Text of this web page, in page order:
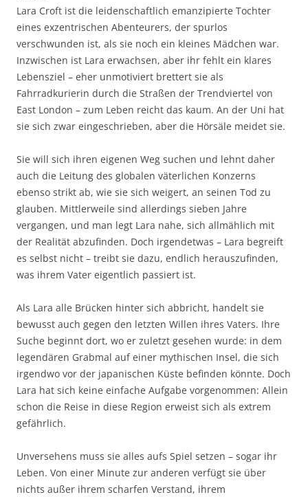
Lara Croft ist die leidenschaftlich emanzipierte Tochter
eines exzentrischen Abenteurers, der spurlos
verschwunden ist, als sie noch ein kleines Mädchen war.
Inzwischen ist Lara erwachsen, aber ihr fehlt ein klares
Lebensziel – eher unmotiviert brettert sie als
Fahrradkurierin durch die Straßen der Trendviertel von
East London – zum Leben reicht das kaum. An der Uni hat
sie sich zwar eingeschrieben, aber die Hörsäle meidet sie.
Sie will sich ihren eigenen Weg suchen und lehnt daher
auch die Leitung des globalen väterlichen Konzerns
ebenso strikt ab, wie sie sich weigert, an seinen Tod zu
glauben. Mittlerweile sind allerdings sieben Jahre
vergangen, und man legt Lara nahe, sich allmählich mit
der Realität abzufinden. Doch irgendetwas – Lara begreift
es selbst nicht – treibt sie dazu, endlich herauszufinden,
was ihrem Vater eigentlich passiert ist.
Als Lara alle Brücken hinter sich abbricht, handelt sie
bewusst auch gegen den letzten Willen ihres Vaters. Ihre
Suche beginnt dort, wo er zuletzt gesehen wurde: in dem
legendären Grabmal auf einer mythischen Insel, die sich
irgendwo vor der japanischen Küste befinden könnte. Doch
Lara hat sich keine einfache Aufgabe vorgenommen: Allein
schon die Reise in diese Region erweist sich als extrem
gefährlich.
Unversehens muss sie alles aufs Spiel setzen – sogar ihr
Leben. Von einer Minute zur anderen verfügt sie über
nichts außer ihrem scharfen Verstand, ihrem